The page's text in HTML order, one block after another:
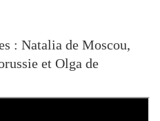
: Natalia de Moscou,
et Olga de